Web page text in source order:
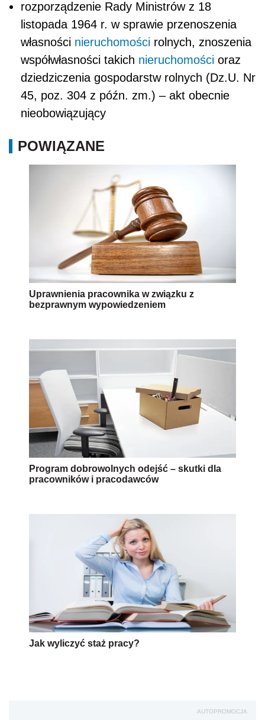
rozporządzenie Rady Ministrów z 18
listopada 1964 r. w sprawie przenoszenia
własności nieruchomości rolnych, znoszenia
współwłasności takich nieruchomości oraz
dziedziczenia gospodarstw rolnych (Dz.U. Nr
45, poz. 304 z późn. zm.) – akt obecnie
nieobowiązujący
POWIĄZANE
Uprawnienia pracownika w związku z
bezprawnym wypowiedzeniem
Program dobrowolnych odejść – skutki dla
pracowników i pracodawców
Jak wyliczyć staż pracy?
AUTOPROMOCJA